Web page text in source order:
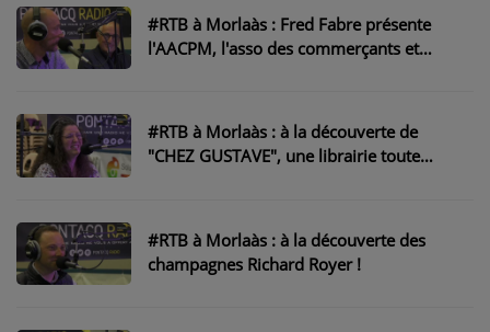
L'ÉQUIPE
C'ÉTAIT QUOI CE TITRE ?
PODCASTS - SAISON 2026/2027
NOS PROGRAMMES COURTS
#RTB à Morlaàs : Fred Fabre présente
l'AACPM, l'asso des commerçants et
#RTB à Morlaàs : à la découverte de
"CHEZ GUSTAVE", une librairie toute
#RTB à Morlaàs : à la découverte des
champagnes Richard Royer !